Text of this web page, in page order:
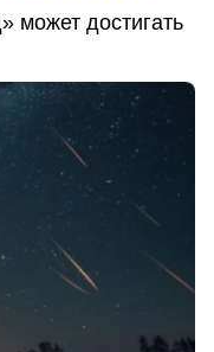
может достигать